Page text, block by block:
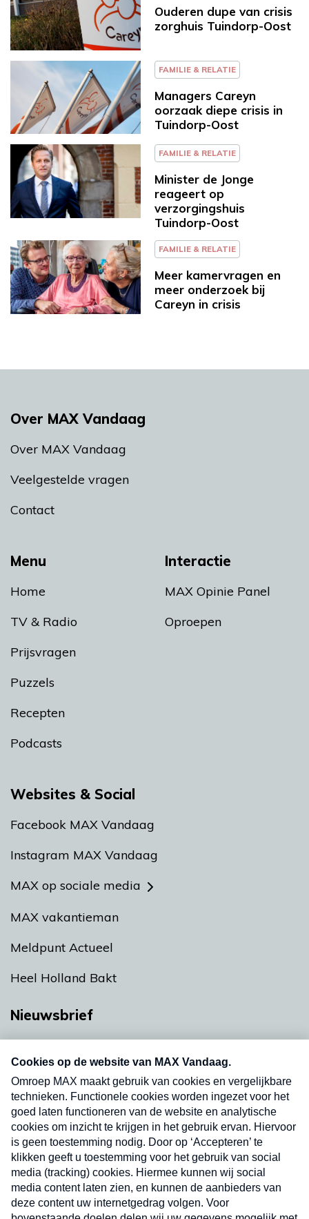
Ouderen dupe van crisis
zorghuis Tuindorp-Oost
FAMILIE & RELATIE
Managers Careyn
oorzaak diepe crisis in
Tuindorp-Oost
FAMILIE & RELATIE
Minister de Jonge
reageert op
verzorgingshuis
Tuindorp-Oost
FAMILIE & RELATIE
Meer kamervragen en
meer onderzoek bij
Careyn in crisis
Menu
Home
TV & Radio
Prijsvragen
Puzzels
Recepten
Podcasts
Interactie
MAX Opinie Panel
Oproepen
Over MAX Vandaag
Over MAX Vandaag
Veelgestelde vragen
Contact
Websites & Social
Facebook MAX Vandaag
Instagram MAX Vandaag
MAX op sociale media
MAX vakantieman
Meldpunt Actueel
Heel Holland Bakt
Nieuwsbrief
Neem hier een gratis abonnement op onze
nieuwsbrief. Elke vrijdag- en dinsdagochtend in
uw mailbox.
Verzend